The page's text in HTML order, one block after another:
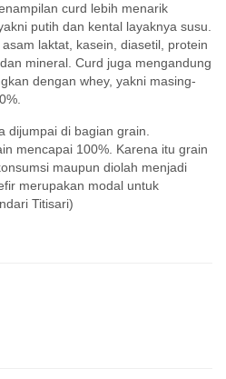
curd lebih menarik
putih dan kental layaknya susu.
laktat, kasein, diasetil, protein
mineral. Curd juga mengandung
dengan whey, yakni masing-
dijumpai di bagian grain.
mencapai 100%. Karena itu grain
maupun diolah menjadi
merupakan modal untuk
Titisari)